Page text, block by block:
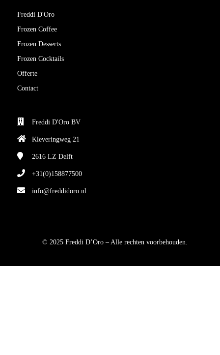
Freddi D'Oro
Frozen Coffee
Frozen Desserts
Frozen Cocktails
Offerte
Contact
Freddi D'Oro BV
Kleveringweg 21
2616 LZ Delft
+31(0)158877500
info@freddidoro.nl
© 2025 Freddi D’Oro – Alle rechten voorbehouden.